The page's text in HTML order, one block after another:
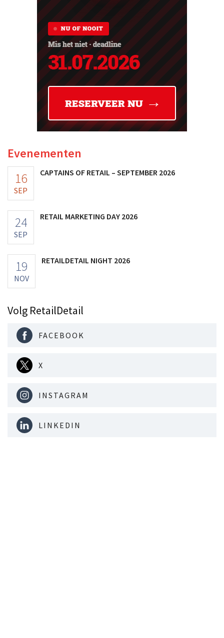
Evenementen
16
SEP
CAPTAINS OF RETAIL – SEPTEMBER 2026
24
SEP
RETAIL MARKETING DAY 2026
19
NOV
RETAILDETAIL NIGHT 2026
Volg RetailDetail
FACEBOOK
X
INSTAGRAM
LINKEDIN